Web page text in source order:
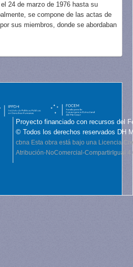
24 de marzo de 1976 hasta su
se compone de las actas de
sus miembros, donde se abordaban
Proyecto financiado con recursos del
© Todos los derechos reservados DH
cbna Esta obra está bajo una Licencia
Atribución-NoComercial-CompartirIgual